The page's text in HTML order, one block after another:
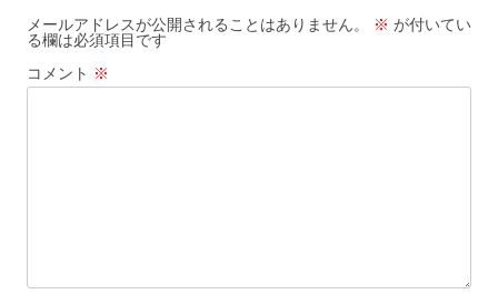
ー
シ
ョ
メールアドレスが公開されることはありません。 ※ が付いてい
る欄は必須項目です
コメント ※